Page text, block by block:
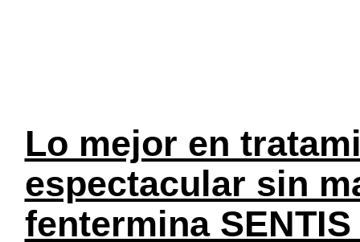
Lo mejor en
espectacular sin
fentermina